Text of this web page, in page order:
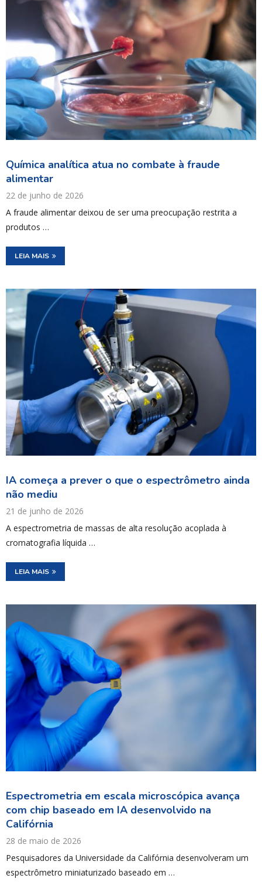
Química analítica atua no combate à fraude
alimentar
22 de junho de 2026
A fraude alimentar deixou de ser uma preocupação restrita a
produtos …
LEIA MAIS
IA começa a prever o que o espectrômetro ainda
não mediu
21 de junho de 2026
A espectrometria de massas de alta resolução acoplada à
cromatografia líquida …
LEIA MAIS
Espectrometria em escala microscópica avança
com chip baseado em IA desenvolvido na
Califórnia
28 de maio de 2026
Pesquisadores da Universidade da Califórnia desenvolveram um
espectrômetro miniaturizado baseado em …